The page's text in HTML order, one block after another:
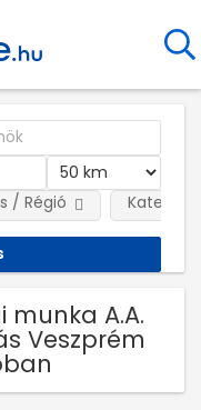
/ Régió
munka A.A.
Veszprém